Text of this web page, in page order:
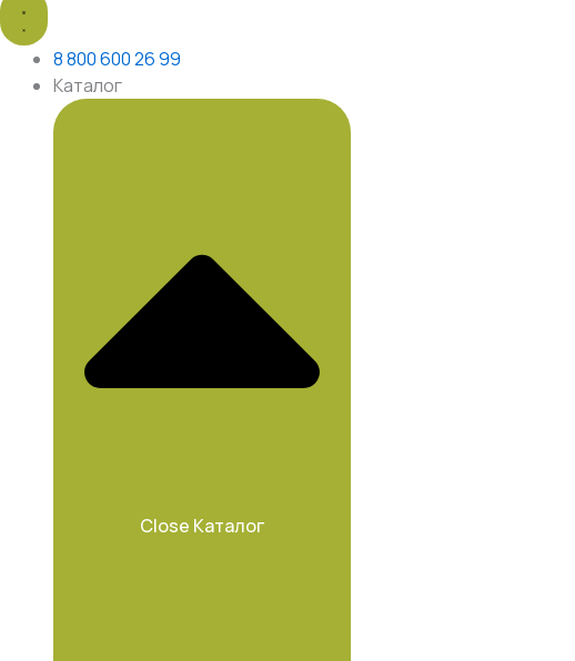
8 800 600 26 99
Каталог
Close Каталог